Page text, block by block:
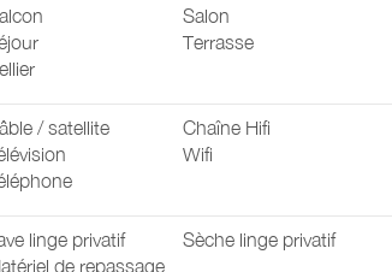
Salon
Terrasse
/ satellite
Chaîne Hifi
Wifi
linge privatif
Sèche linge privatif
de repassage